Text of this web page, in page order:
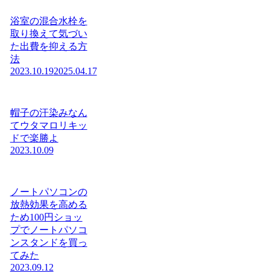
浴室の混合水栓を
取り換えて気づい
た出費を抑える方
法
2023.10.192025.04.17
帽子の汗染みなん
てウタマロリキッ
ドで楽勝よ
2023.10.09
ノートパソコンの
放熱効果を高める
ため100円ショッ
プでノートパソコ
ンスタンドを買っ
てみた
2023.09.12